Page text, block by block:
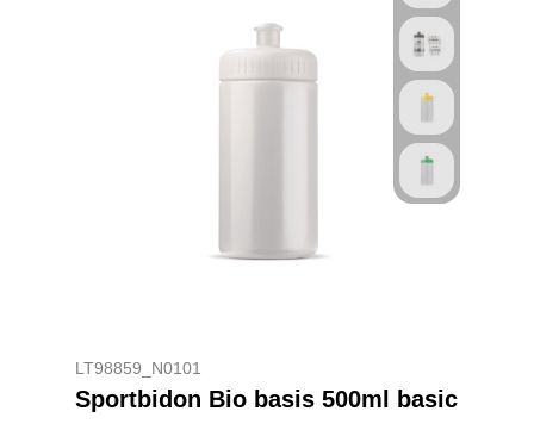
LT98859_N0101
Sportbidon Bio basis 500ml basic